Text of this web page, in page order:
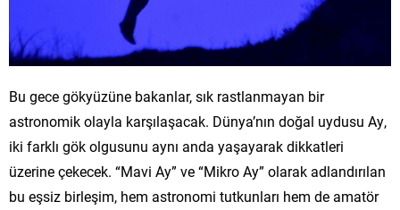
Bu gece gökyüzüne bakanlar, sık rastlanmayan bir
astronomik olayla karşılaşacak. Dünya’nın doğal uydusu Ay,
iki farklı gök olgusunu aynı anda yaşayarak dikkatleri
üzerine çekecek. “Mavi Ay” ve “Mikro Ay” olarak adlandırılan
bu eşsiz birleşim, hem astronomi tutkunları hem de amatör